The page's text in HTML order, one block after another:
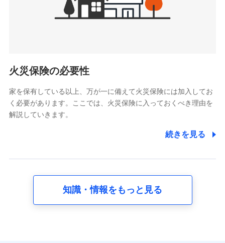
供し、金融商品等の契約を勧奨するため
アンケートやキャンペーン等の実施のため
電話対応の品質向上およびお問合せ内容の正確な把握のため
6.採用応募者の個人情報
採用選考および入社手続を実施するため
8.取引先個人情報
取引先としての選定業務、営業情報の提供業務、契約締結手
火災保険の必要性
家を保有している以上、万が一に備えて火災保険には加入してお
く必要があります。ここでは、火災保険に入っておくべき理由を
解説していきます。
続きを見る
知識・情報をもっと見る